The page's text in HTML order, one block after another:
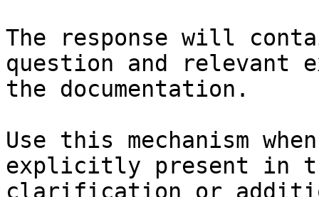
The response will
question and relevant
the documentation.
Use this mechanism
explicitly present in
clarification or